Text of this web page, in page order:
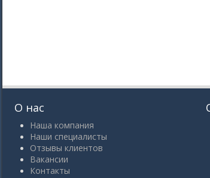
О нас
Наша компания
Наши специалисты
Отзывы клиентов
Вакансии
Контакты